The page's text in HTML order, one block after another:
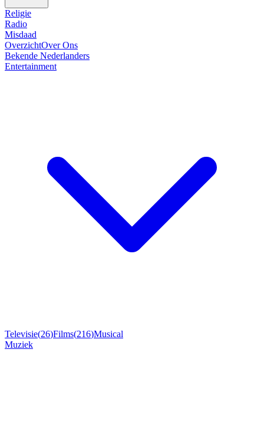
Religie
Radio
Misdaad
OverzichtOver Ons
Bekende Nederlanders
Entertainment
Televisie(26)Films(216)Musical
Muziek